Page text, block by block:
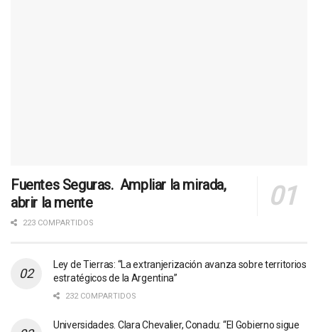
Fuentes Seguras. Ampliar la mirada,
abrir la mente
223 COMPARTIDOS
Ley de Tierras: “La extranjerización avanza sobre territorios
estratégicos de la Argentina”
232 COMPARTIDOS
Universidades. Clara Chevalier, Conadu: “El Gobierno sigue